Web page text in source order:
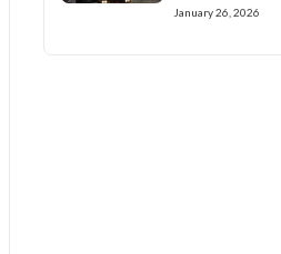
January 26, 2026